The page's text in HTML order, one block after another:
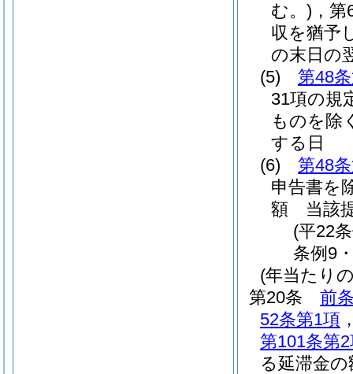
む。) ，
収を猶予
の末日の
(5)
第48
31項の規
ものを除
する日
(6)
第48
申告書を
額 当該
(平22
条例9
(年当たり
第20条
前
52条第1項
第101条第
る延滞金